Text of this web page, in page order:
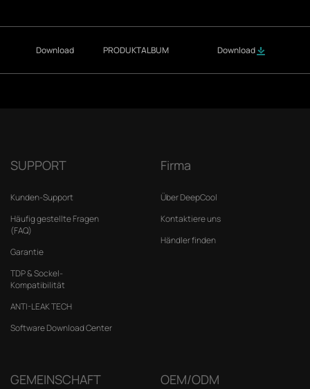
Download PRODUKTALBUM Download
SUPPORT
Kunden-Support
Häufig gestellte Fragen
(FAQ)
Garantie
TDP & Sockel-
Kompatibilität
ANTI-LEAK TECH
Software Download Center
Firma
Über DeepCool
Kontaktiere uns
Händler finden
GEMEINSCHAFT OEM/ODM